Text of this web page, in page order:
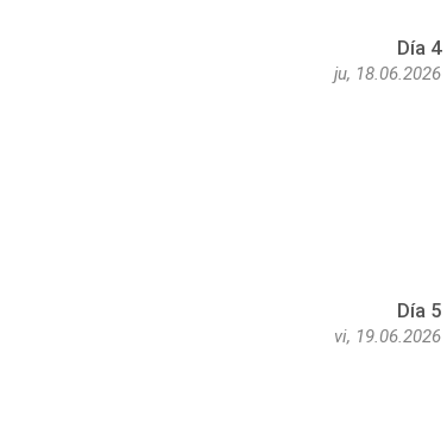
Día 4
ju, 18.06.2026
Día 5
vi, 19.06.2026